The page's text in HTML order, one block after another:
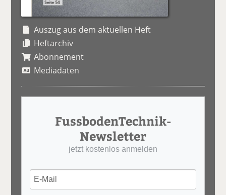
Auszug aus dem aktuellen Heft
Heftarchiv
Abonnement
Mediadaten
FussbodenTechnik-
Newsletter
jetzt kostenlos anmelden